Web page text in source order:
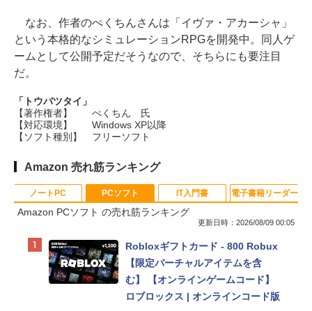
なお、作者のぺくちんさんは「イヴァ・アカーシャ」
という本格的なシミュレーションRPGを開発中。同人ゲ
ームとして公開予定だそうなので、そちらにも要注目
だ。
「トウバツタイ」
【著作権者】
ぺくちん 氏
【対応環境】
Windows XP以降
【ソフト種別】
フリーソフト
Amazon 売れ筋ランキング
ノートPC
Apple 2026 MacBook Neo A18 Pr
oチップ搭載13インチノートブッ
ク：AIとApple Intelligenceのため
に設計、Liquid Retinaディスプレ
PCソフト
Amazon PCソフト の売れ筋ランキング
更新日時：2026/08/09 00:05
Robloxギフトカード - 800 Robux
【限定バーチャルアイテムを含
む】 【オンラインゲームコード】
ロブロックス | オンラインコード版
IT入門書 電子書籍リーダー